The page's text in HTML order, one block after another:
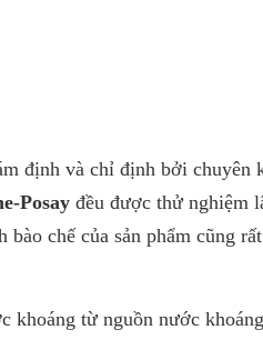
định và chỉ định bởi chuyên
Posayđều được thử nghiệm
chế của sản phẩm cũng rất
khoáng từ nguồn nước khoáng